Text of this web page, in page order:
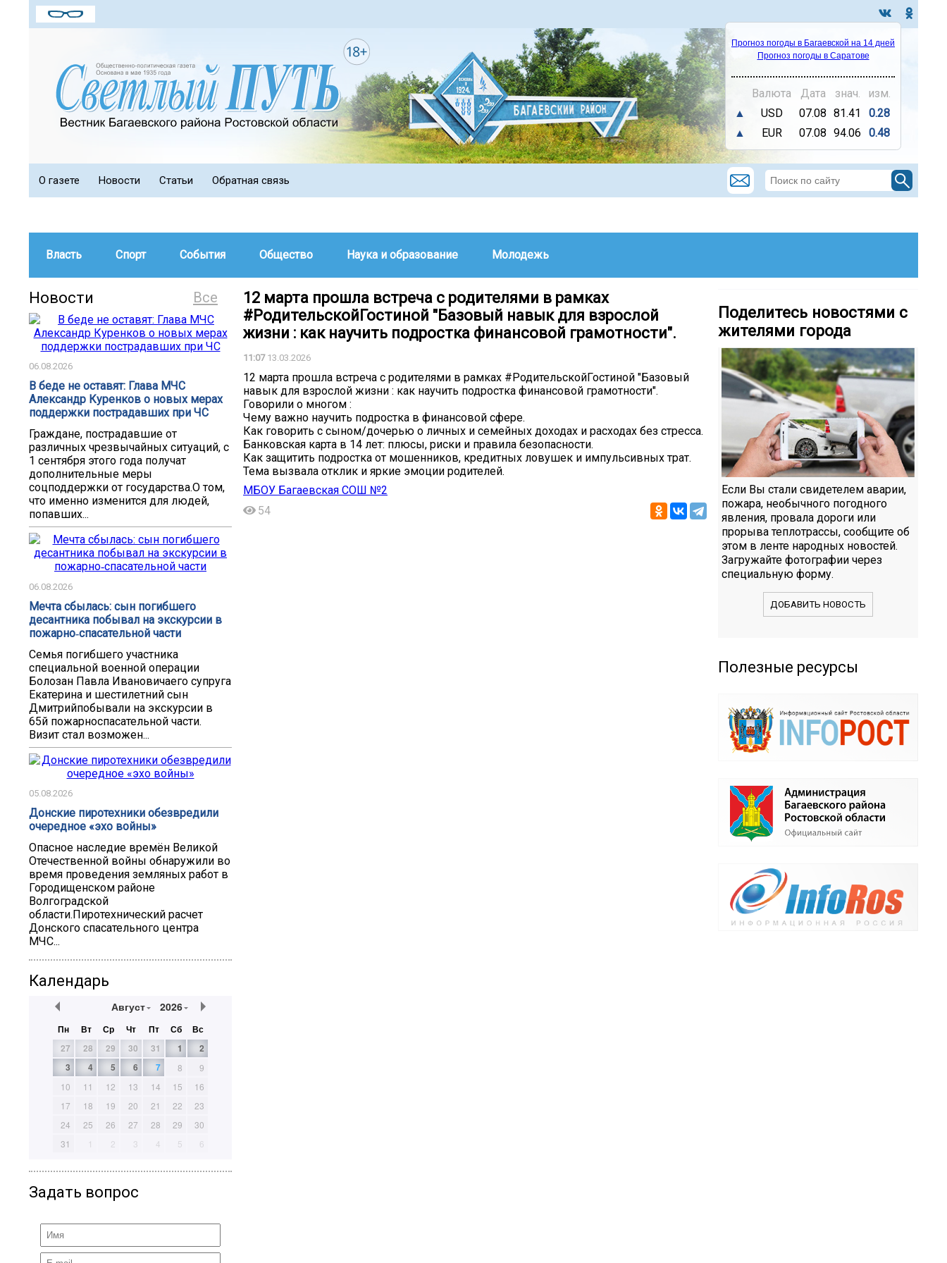
Прогноз погоды в Багаевской на 14 дней
Прогноз погоды в Саратове
Валюта Дата знач.
изм.
▲
USD 07.08 81.41
0.28
▲
EUR 07.08 94.06 0.48
О газете Новости Статьи Обратная связь
Власть Спорт События Общество Наука и образование Молодежь
Все
Новости
06.08.2026
В беде не оставят: Глава МЧС
Александр Куренков о новых мерах
поддержки пострадавших при ЧС
Граждане, пострадавшие от
различных чрезвычайных ситуаций, с
1 сентября этого года получат
дополнительные меры
соцподдержки от государства.О том,
что именно изменится для людей,
попавших...
06.08.2026
Мечта сбылась: сын погибшего
десантника побывал на экскурсии в
пожарно‑спасательной части
Семья погибшего участника
специальной военной операции
Болозан Павла Ивановичаего супруга
Екатерина и шестилетний сын
Дмитрийпобывали на экскурсии в
65й пожарноспасательной части.
Визит стал возможен...
05.08.2026
Донские пиротехники обезвредили
очередное «эхо войны»
Опасное наследие времён Великой
Отечественной войны обнаружили во
время проведения земляных работ в
Городищенском районе
Волгоградской
области.Пиротехнический расчет
Донского спасательного центра
МЧС...
Календарь
Август 2026
Пн Вт Ср Чт Пт Сб
Вс
27
28 29 30 31 1
2
3
4 5 6 7 8
9
10
11 12 13 14 15
16
17
18 19 20 21 22
23
24
25 26 27 28 29
30
31
1 2 3 4 5 6
Задать вопрос
12 марта прошла встреча с родителями в рамках
#РодительскойГостиной "Базовый навык для взрослой
жизни : как научить подростка финансовой грамотности".
11:0713.03.2026
12 марта прошла встреча с родителями в рамках #РодительскойГостиной "Базовый
навык для взрослой жизни : как научить подростка финансовой грамотности".
Говорили о многом :
Чему важно научить подростка в финансовой сфере.
Как говорить с сыном/дочерью о личных и семейных доходах и расходах без стресса.
Банковская карта в 14 лет: плюсы, риски и правила безопасности.
Как защитить подростка от мошенников, кредитных ловушек и импульсивных трат.
Тема вызвала отклик и яркие эмоции родителей.
МБОУ Багаевская СОШ №2
54
Поделитесь новостями с
жителями города
Если Вы стали свидетелем аварии,
пожара, необычного погодного
явления, провала дороги или
прорыва теплотрассы, сообщите об
этом в ленте народных новостей.
Загружайте фотографии через
специальную форму.
ДОБАВИТЬ НОВОСТЬ
Полезные ресурсы